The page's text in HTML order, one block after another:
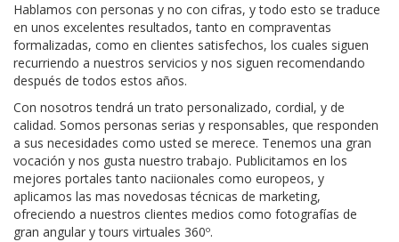
Hablamos con personas y no con cifras, y todo esto se traduce
en unos excelentes resultados, tanto en compraventas
formalizadas, como en clientes satisfechos, los cuales siguen
recurriendo a nuestros servicios y nos siguen recomendando
después de todos estos años.
Con nosotros tendrá un trato personalizado, cordial, y de
calidad. Somos personas serias y responsables, que responden
a sus necesidades como usted se merece. Tenemos una gran
vocación y nos gusta nuestro trabajo. Publicitamos en los
mejores portales tanto naciionales como europeos, y
aplicamos las mas novedosas técnicas de marketing,
ofreciendo a nuestros clientes medios como fotografías de
gran angular y tours virtuales 360º.